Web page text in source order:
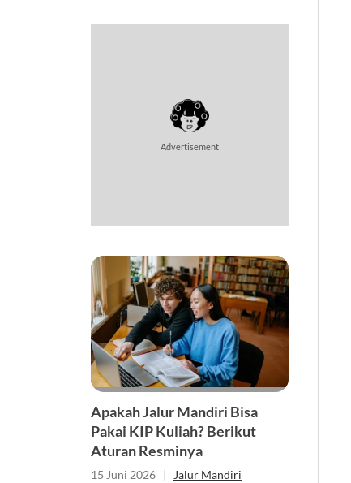
Advertisement
Apakah Jalur Mandiri Bisa
Pakai KIP Kuliah? Berikut
Aturan Resminya
15 Juni 2026 | Jalur Mandiri